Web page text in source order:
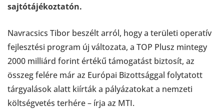
sajtótájékoztatón.
Navracsics Tibor beszélt arról, hogy a területi operatív
fejlesztési program új változata, a TOP Plusz mintegy
2000 milliárd forint értékű támogatást biztosít, az
összeg felére már az Európai Bizottsággal folytatott
tárgyalások alatt kiírták a pályázatokat a nemzeti
költségvetés terhére – írja az MTI.